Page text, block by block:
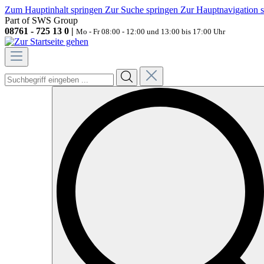
Zum Hauptinhalt springen Zur Suche springen Zur Hauptnavigation
Part of SWS Group
08761 - 725 13 0 | Mo - Fr 08:00 - 12:00 und 13:00 bis 17:00 Uhr